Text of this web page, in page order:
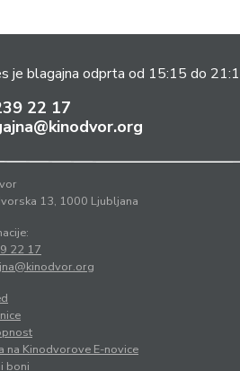
je blagajna odprta od 15:15 do
22 17
13, 1000 Ljubljana
22 17
na Kinodvorove E-novice
boni